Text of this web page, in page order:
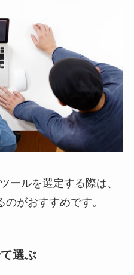
ールを選定する際は、
がおすすめです。
選ぶ